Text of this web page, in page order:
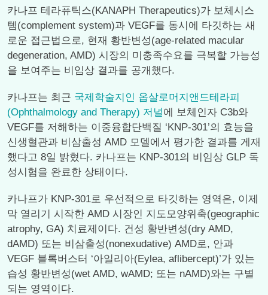
카나프 테라퓨틱스(KANAPH Therapeutics)가 보체시스
템(complement system)과 VEGF를 동시에 타깃하는 새
로운 접근법으로, 현재 황반변성(age-related macular
degeneration, AMD) 시장의 미충족수요를 극복할 가능성
을 보여주는 비임상 결과를 공개했다.
카나프는 최근 국제학술지인 옵살로머지앤드테라피
(Ophthalmology and Therapy) 저널에 보체인자 C3b와
VEGF를 저해하는 이중융합단백질 ‘KNP-301’의 효능을
신생혈관과 비삼출성 AMD 모델에서 평가한 결과를 게재
했다고 8일 밝혔다. 카나프는 KNP-301의 비임상 GLP 독
성시험을 완료한 상태이다.
카나프가 KNP-301로 우선적으로 타깃하는 영역은, 이제
막 열리기 시작한 AMD 시장인 지도모양위축(geographic
atrophy, GA) 치료제이다. 건성 황반변성(dry AMD,
dAMD) 또는 비삼출성(nonexudative) AMD로, 안과
VEGF 블록버스터 ‘아일리아(Eylea, aflibercept)’가 있는
습성 황반변성(wet AMD, wAMD; 또는 nAMD)와는 구별
되는 영역이다.